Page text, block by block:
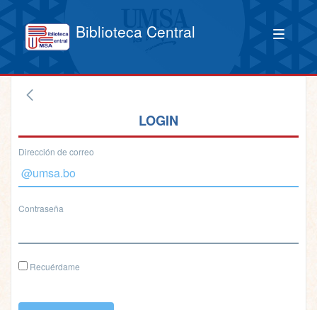
Biblioteca Central
LOGIN
Dirección de correo
Contraseña
Recuérdame